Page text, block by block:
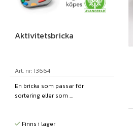
Aktivitetsbricka
Art. nr: 13664
En bricka som passar för
sortering eller som ...
Finns i lager